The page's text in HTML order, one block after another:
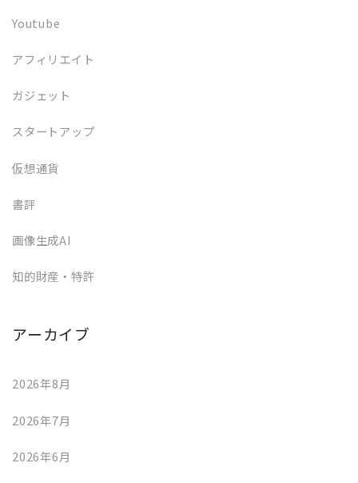
Youtube
アフィリエイト
ガジェット
スタートアップ
仮想通貨
書評
画像生成AI
知的財産・特許
アーカイブ
2026年8月
2026年7月
2026年6月